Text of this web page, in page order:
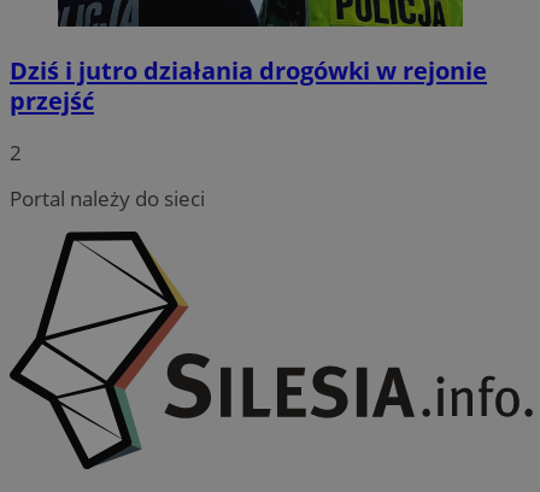
Dziś i jutro działania drogówki w rejonie
przejść
2
Portal należy do sieci